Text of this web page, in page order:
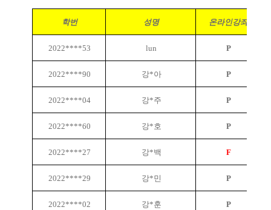
학번 성명 온라인강좌
2022****53 lun P
2022****90 강*아 P
2022****04 강*주 P
2022****60 강*호 P
2022****27 강*백 F
2022****29 강*민 P
2022****02 강*훈 P